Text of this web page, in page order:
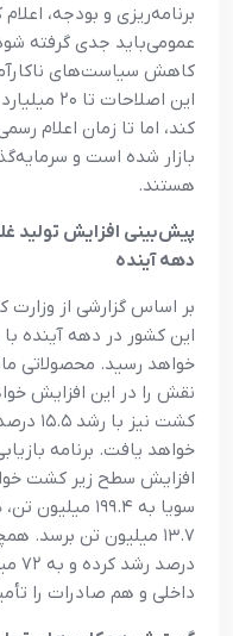
برنامه‌ریزی و بودجه،
عمومی‌باید جدی گرفته
کاهش سیاست‌های
این
کند، اما تا زمان اعلام
بازار شده است و
هستند.
دهه آینده
خواهد رسید. محصولاتی
نقش را در این افزایش
خواهد یافت. برنامه
افزایش سطح زیر کشت
داخلی و هم صادرات را